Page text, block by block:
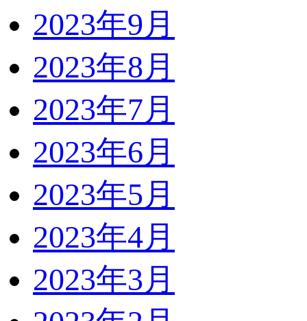
2023年9月
2023年8月
2023年7月
2023年6月
2023年5月
2023年4月
2023年3月